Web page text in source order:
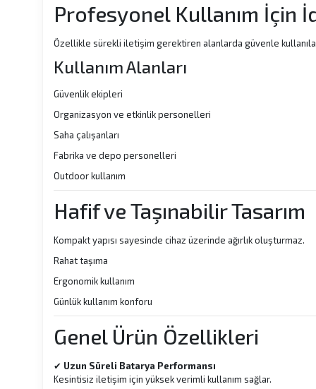
Profesyonel Kullanım İçin
Özellikle sürekli iletişim gerektiren alanlarda güvenle
Kullanım Alanları
Güvenlik ekipleri
Organizasyon ve etkinlik personelleri
Saha çalışanları
Fabrika ve depo personelleri
Outdoor kullanım
Hafif ve Taşınabilir Tasarım
Kompakt yapısı sayesinde cihaz üzerinde ağırlık oluşturmaz.
Rahat taşıma
Ergonomik kullanım
Günlük kullanım konforu
Genel Ürün Özellikleri
✔ Uzun Süreli Batarya Performansı
Kesintisiz iletişim için yüksek verimli kullanım sağlar.